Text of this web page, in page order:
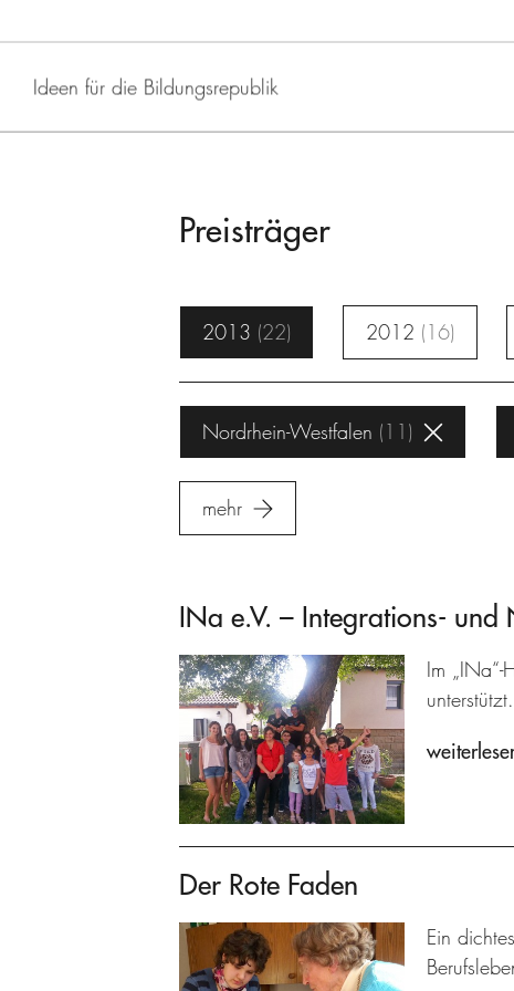
Ideen für die Bildungsrepublik
Preisträger
2013 22 2012 16
Nordrhein-Westfalen 11
mehr
INa e.V. – Integrations- und
Im
unterstützt.
Der Rote Faden
Ein